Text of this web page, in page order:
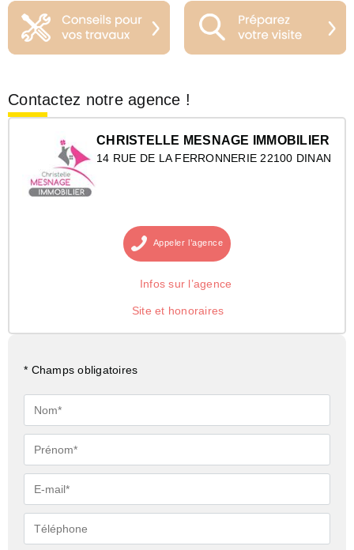
Contactez notre agence !
CHRISTELLE MESNAGE IMMOBILIER
14 RUE DE LA FERRONNERIE 22100 DINAN
Appeler l’agence
Infos sur l’agence
Site et honoraires
* Champs obligatoires
Nom*
Prénom*
E-
mail*
Téléphone